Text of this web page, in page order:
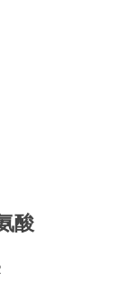
酸